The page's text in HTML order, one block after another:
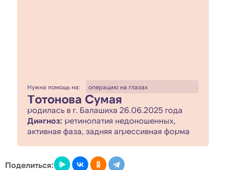
Нужна помощь на: операцию на глазах
Тотонова Сумая
родилась в г. Балашиха 26.06.2025 года
Диагноз: ретинопатия недоношенных,
активная фаза, задняя агрессивная форма
Поделиться: